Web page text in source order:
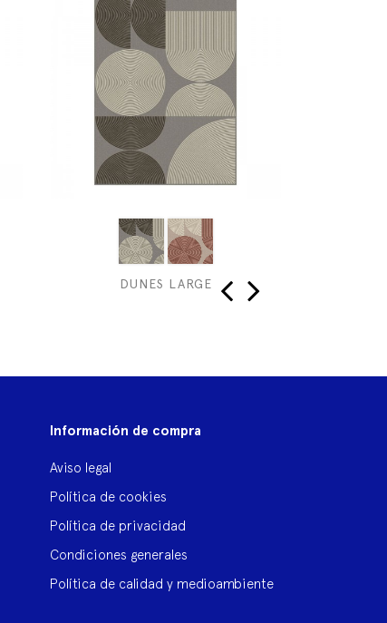
DUNES LARGE
Información de compra
Aviso legal
Política de cookies
Política de privacidad
Condiciones generales
Política de calidad y medioambiente